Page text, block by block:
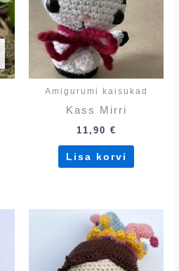
Amigurumi kaisukad
Kass Mirri
11,90 €
Lisa korvi